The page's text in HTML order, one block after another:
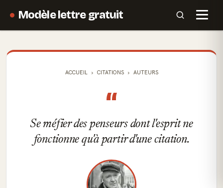
Modèle lettre gratuit
ACCUEIL CITATIONS AUTEURS
“
Se méfier des penseurs dont l'esprit ne
fonctionne qu'à partir d'une citation.